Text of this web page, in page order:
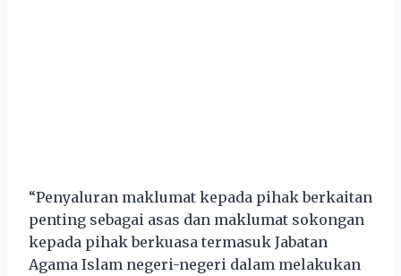
“Penyaluran maklumat kepada pihak berkaitan
penting sebagai asas dan maklumat sokongan
kepada pihak berkuasa termasuk Jabatan
Agama Islam negeri-negeri dalam melakukan